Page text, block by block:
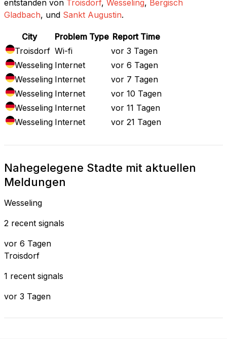
entstanden von Troisdorf, Wesseling, Bergisch
Gladbach, und Sankt Augustin.
City Problem Type Report Time
Troisdorf Wi-fi
vor 3 Tagen
Wesseling Internet
vor 6 Tagen
Wesseling Internet
vor 7 Tagen
Wesseling Internet
vor 10 Tagen
Wesseling Internet
vor 11 Tagen
Wesseling Internet vor 21 Tagen
Nahegelegene Stadte mit aktuellen
Meldungen
Wesseling
2 recent signals
vor 6 Tagen
Troisdorf
1 recent signals
vor 3 Tagen